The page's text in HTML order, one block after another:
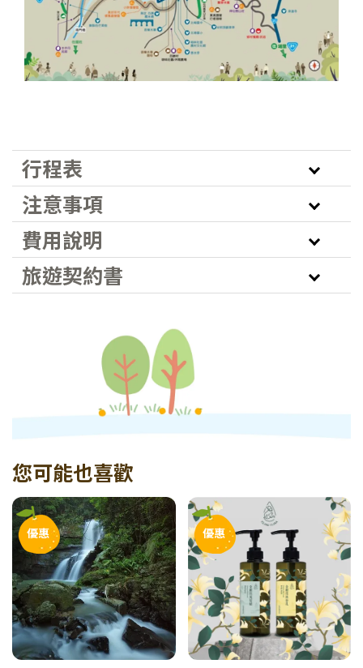
行程表
注意事項
費用說明
旅遊契約書
您可能也喜歡
優惠 優惠